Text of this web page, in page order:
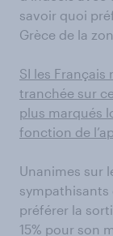
savoir quoi
Grèce de la
SI les Français
tranchée sur
plus marqués
fonction de
Unanimes sur
sympathisants
préférer la
15% pour son